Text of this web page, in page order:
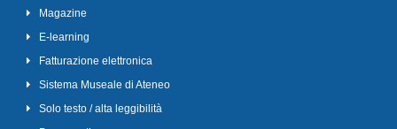
Magazine
E-learning
Fatturazione elettronica
Sistema Museale di Ateneo
Solo testo / alta leggibilità